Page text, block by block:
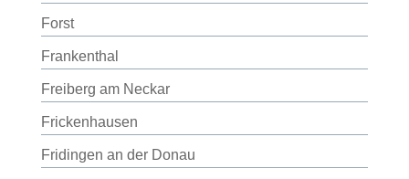
Forst
Frankenthal
Freiberg am Neckar
Frickenhausen
Fridingen an der Donau